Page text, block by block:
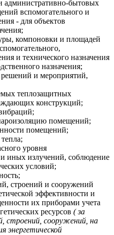
административно-бытовых
вспомогательного и
- для объектов
компоновки и площадей
и технического назначения
назначения;
и мероприятий,
теплозащитных
конструкций;
помещений;
помещений;
уровня
иных излучений, соблюдение
условий;
строений и сооружений
эффективности и
их приборами учета
ресурсов ( за
строений, сооружений, на
энергетической